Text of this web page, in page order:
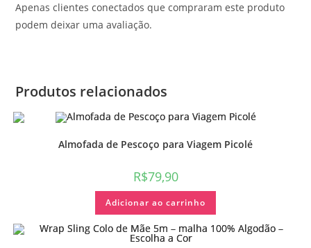
Apenas clientes conectados que compraram este produto
podem deixar uma avaliação.
Produtos relacionados
Almofada de Pescoço para Viagem Picolé
R$79,90
Adicionar ao carrinho